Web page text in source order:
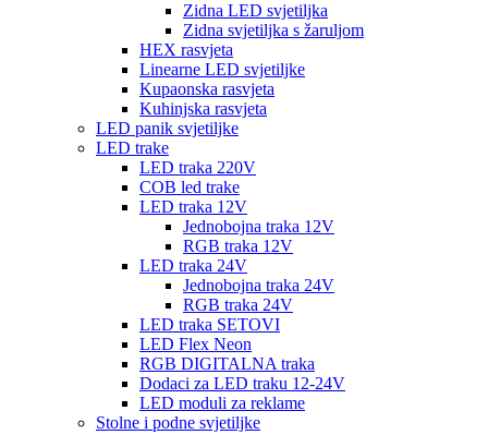
Zidna LED svjetiljka
Zidna svjetiljka s žaruljom
HEX rasvjeta
Linearne LED svjetiljke
Kupaonska rasvjeta
Kuhinjska rasvjeta
LED panik svjetiljke
LED trake
LED traka 220V
COB led trake
LED traka 12V
Jednobojna traka 12V
RGB traka 12V
LED traka 24V
Jednobojna traka 24V
RGB traka 24V
LED traka SETOVI
LED Flex Neon
RGB DIGITALNA traka
Dodaci za LED traku 12-24V
LED moduli za reklame
Stolne i podne svjetiljke